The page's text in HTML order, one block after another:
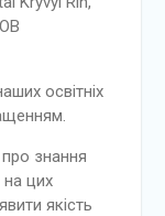
освітніх
знання
цих
якість